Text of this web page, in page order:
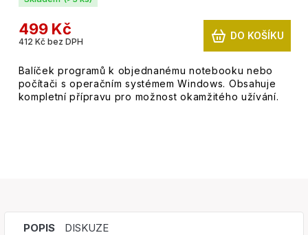
412 Kč bez DPH
499 Kč DO KOŠÍKU
Balíček programů k objednanému notebooku nebo
počítači s operačním systémem Windows. Obsahuje
kompletní přípravu pro možnost okamžitého užívání.
POPIS DISKUZE